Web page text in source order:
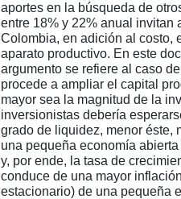
aportes en la búsqueda de
entre 18% y 22% anual invitan
Colombia, en adición al costo,
aparato productivo. En este
argumento se refiere al caso
procede a ampliar el capital
mayor sea la magnitud de la
inversionistas debería
grado de liquidez, menor éste,
una pequeña economía
y, por ende, la tasa de
conduce de una mayor
estacionario) de una pequeña